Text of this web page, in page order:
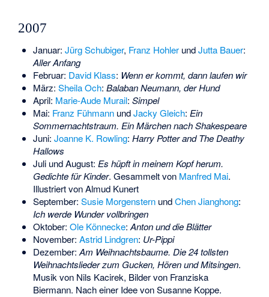
2007
Januar: Jürg Schubiger, Franz HohlerundJutta Bauer:
Aller Anfang
Februar: David Klass: Wenn er kommt, dann laufen wir
März: Sheila Och: Balaban Neumann, der Hund
April: Marie-Aude Murail: Simpel
Mai: Franz FühmannundJacky Gleich: Ein
Sommernachtstraum. Ein Märchen nach Shakespeare
Juni: Joanne K. Rowling: Harry Potter and The Deathy
Hallows
Juli und August: Es hüpft in meinem Kopf herum.
Gedichte für Kinder. Gesammelt von Manfred Mai.
Illustriert vonAlmud Kunert
September: Susie MorgensternundChen Jianghong:
Ich werde Wunder vollbringen
Oktober: Ole Könnecke: Anton und die Blätter
November: Astrid Lindgren: Ur-Pippi
Dezember: Am Weihnachtsbaume. Die 24 tollsten
Weihnachtslieder zum Gucken, Hören und Mitsingen.
Musik von Nils Kacirek, Bilder von Franziska
Biermann. Nach einer Idee vonSusanne Koppe.